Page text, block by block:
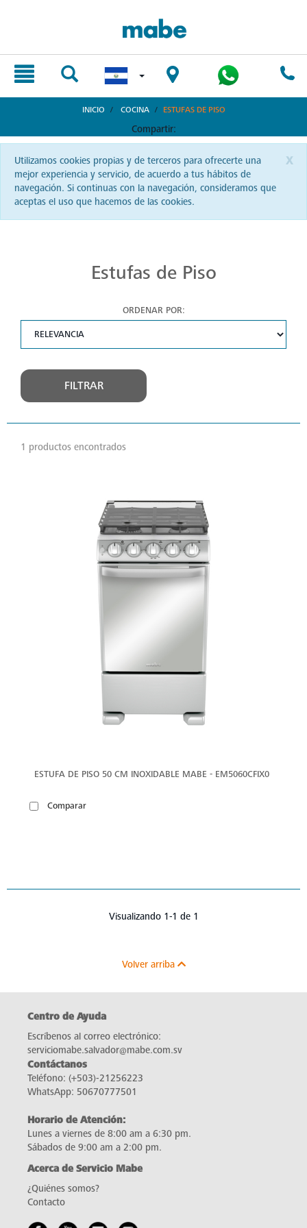
INICIO COCINA ESTUFAS DE PISO
Compartir:
x
Utilizamos cookies propias y de terceros para ofrecerte una
mejor experiencia y servicio, de acuerdo a tus hábitos de
navegación. Si continuas con la navegación, consideramos que
aceptas el uso que hacemos de las cookies.
Estufas de Piso
ORDENAR POR:
FILTRAR
1 productos encontrados
ESTUFA DE PISO 50 CM INOXIDABLE MABE - EM5060CFIX0
Comparar
Visualizando 1-1 de 1
Volver arriba
Centro de Ayuda
Escríbenos al correo electrónico:
serviciomabe.salvador@mabe.com.sv
Contáctanos
Teléfono: (+503)-21256223
WhatsApp: 50670777501
Horario de Atención:
Lunes a viernes de 8:00 am a 6:30 pm.
Sábados de 9:00 am a 2:00 pm.
Acerca de Servicio Mabe
¿Quiénes somos?
Contacto